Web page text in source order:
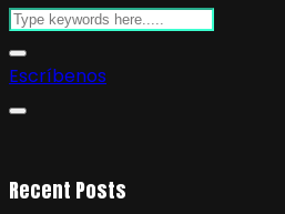
Escríbenos
Recent Posts